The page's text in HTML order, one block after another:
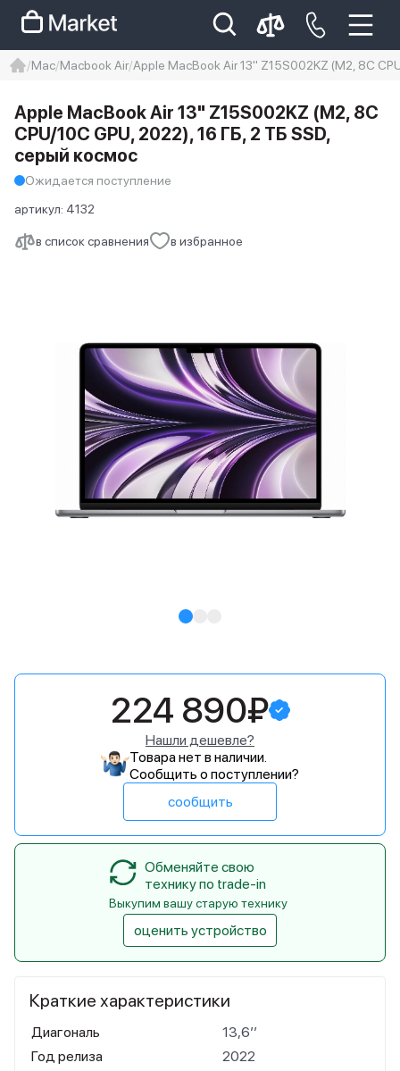
Iphone 14 pro max
айфон 14
Mac Macbook Air Apple MacBook Air 13" Z15S002KZ (M2, 8C
в список сравнения в избранное
Apple MacBook Air 13" Z15S002KZ (M2, 8C
CPU/10C GPU, 2022), 16 ГБ, 2 ТБ SSD,
серый космос
Ожидается поступление
артикул: 4132
Краткие характеристики
Диагональ
13,6’’
Год релиза
2022
224 890₽
Нашли дешевле?
Товара нет в наличии.
Сообщить о поступлении?
сообщить
Обменяйте свою
технику по trade-in
Выкупим вашу старую технику
оценить устройство